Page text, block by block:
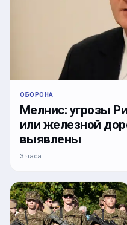
ОБОРОНА
Мелнис: угрозы
или железной
выявлены
3 часа